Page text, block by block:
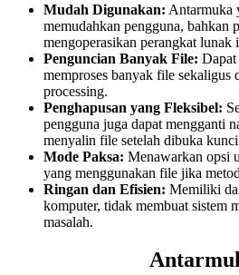
Mudah Digunakan: Antarmuka
memudahkan pengguna, bahkan
mengoperasikan perangkat lunak
Penguncian Banyak File:
memproses banyak file sekaligus
processing.
Penghapusan yang Fleksibel:
pengguna juga dapat mengganti
menyalin file setelah dibuka
Mode Paksa: Menawarkan opsi
yang menggunakan file jika
Ringan dan Efisien: Memiliki
komputer, tidak membuat sistem
masalah.